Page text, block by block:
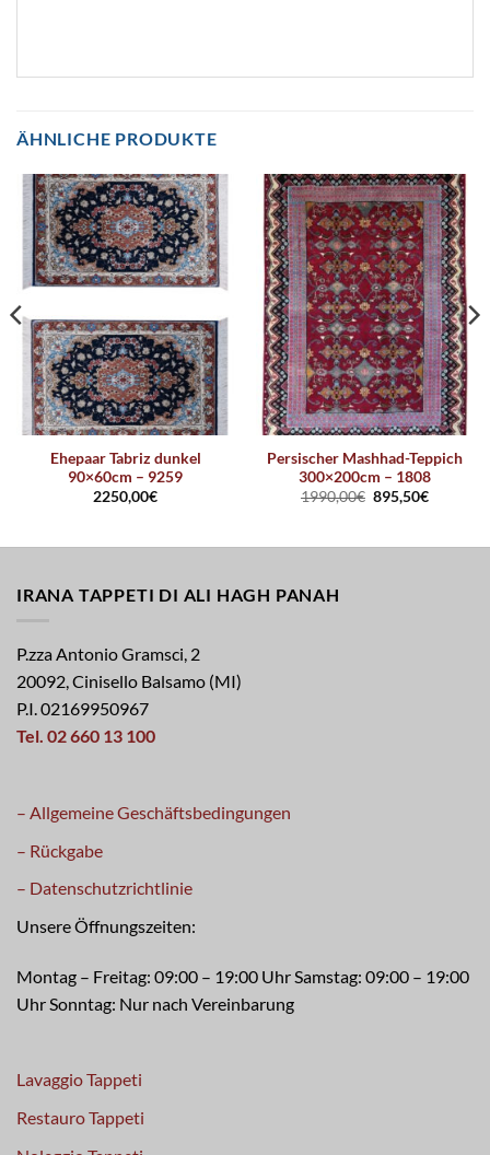
ÄHNLICHE PRODUKTE
Ehepaar Tabriz dunkel
90×60cm – 9259
2250,00€
Persischer Mashhad-Teppich
300×200cm – 1808
1990,00€ 895,50€
IRANA TAPPETI DI ALI HAGH PANAH
P.zza Antonio Gramsci, 2
20092, Cinisello Balsamo (MI)
P.I. 02169950967
Tel. 02 660 13 100
– Allgemeine Geschäftsbedingungen
– Rückgabe
– Datenschutzrichtlinie
Unsere Öffnungszeiten:
Montag – Freitag: 09:00 – 19:00 Uhr Samstag: 09:00 – 19:00
Uhr Sonntag: Nur nach Vereinbarung
Lavaggio Tappeti
Restauro Tappeti